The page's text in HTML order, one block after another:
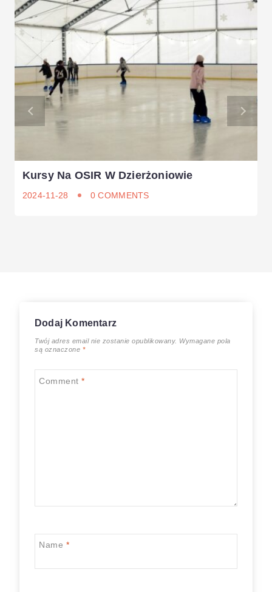
Kursy Na OSIR W Dzierżoniowie
2024-11-28 0 COMMENTS
Dodaj Komentarz
Twój adres email nie zostanie opublikowany. Wymagane pola
są oznaczone *
Comment *
Name *